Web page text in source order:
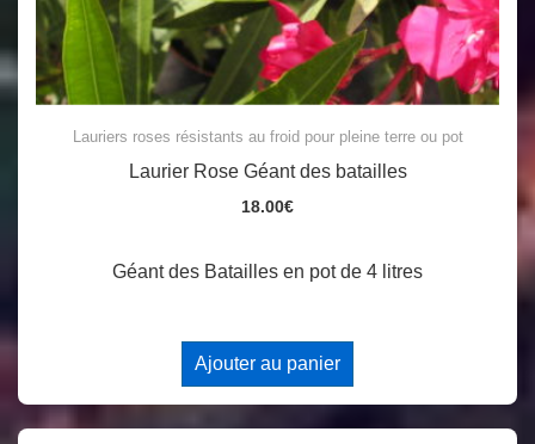
Lauriers roses résistants au froid pour pleine terre ou pot
Laurier Rose Géant des batailles
18.00€
Géant des Batailles en pot de 4 litres
Ajouter au panier